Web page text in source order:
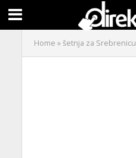
Home »šetnja za Srebrenicu